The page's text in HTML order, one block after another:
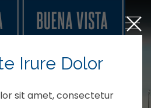
Close
Irure Dolor
sit amet, consectetur